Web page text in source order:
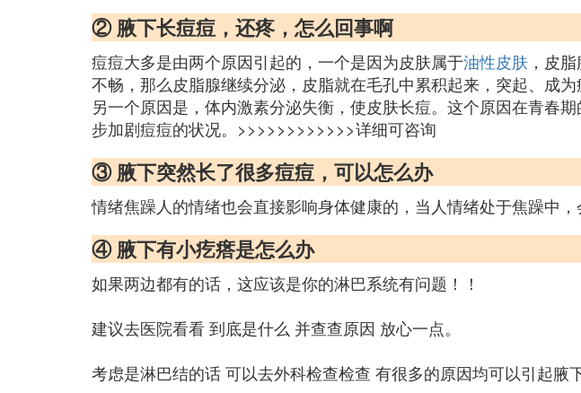
② 腋下长痘痘，还疼，怎么回事啊
痘痘大多是由两个原因引起的，一个是因为皮肤属于油性皮肤 ，皮
不畅，那么皮脂腺继续分泌，皮脂就在毛孔中累积起来，突起、成为
另一个原因是，体内激素分泌失衡，使皮肤长痘。这个原因在青春
步加剧痘痘的状况。>>>>>>>>>>>>详细可咨询
③ 腋下突然长了很多痘痘，可以怎么办
情绪焦躁人的情绪也会直接影响身体健康的，当人情绪处于焦躁中
④ 腋下有小疙瘩是怎么办
如果两边都有的话，这应该是你的淋巴系统有问题！！
建议去医院看看 到底是什么 并查查原因 放心一点。
考虑是淋巴结的话 可以去外科检查检查 有很多的原因均可以引起腋